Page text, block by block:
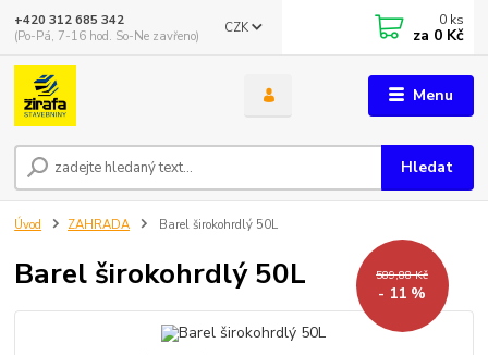
Menu
CZK
Hledat
+420 312 685 342
(Po-Pá, 7-16 hod. So-Ne zavřeno)
0 ks
za 0 Kč
Úvod ZAHRADA Barel širokohrdlý 50L
Barel širokohrdlý 50L 589,88 Kč
- 11 %